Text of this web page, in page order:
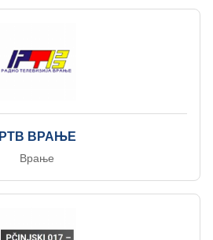
РТВ ВРАЊЕ
Врање